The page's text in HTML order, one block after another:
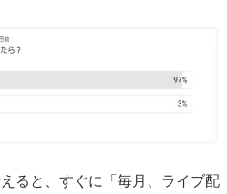
ると、すぐに「毎月、 ライブ配